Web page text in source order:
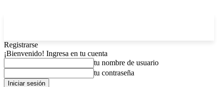
Registrarse
¡Bienvenido! Ingresa en tu cuenta
tu nombre de usuario
tu contraseña